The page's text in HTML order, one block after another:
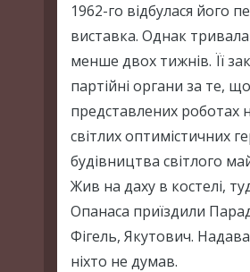
1962-го відбулася його
виставка. Однак
менше двох тижнів. Її
партійні органи за те,
представлених роботах
світлих оптимістичних
будівництва світлого
Жив на даху в костелі,
Опанаса приїздили
Фігель, Якутович.
ніхто не думав.